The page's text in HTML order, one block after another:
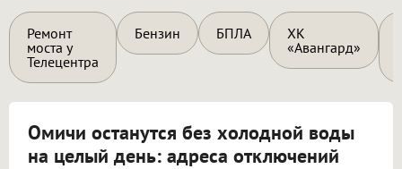
Ремонт
моста у
Телецентра
Бензин БПЛА
ХК
«Авангард»
Омичи останутся без холодной воды
на целый день: адреса отключений